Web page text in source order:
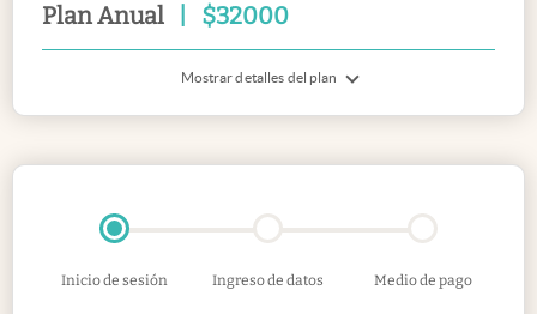
Plan Anual $32000
Mostrar detalles del plan
Inicio de sesión Ingreso de datos Medio de pago